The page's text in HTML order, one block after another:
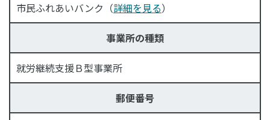
市民ふれあいバンク（詳細を見る）
事業所の種類
就労継続支援Ｂ型事業所
郵便番号